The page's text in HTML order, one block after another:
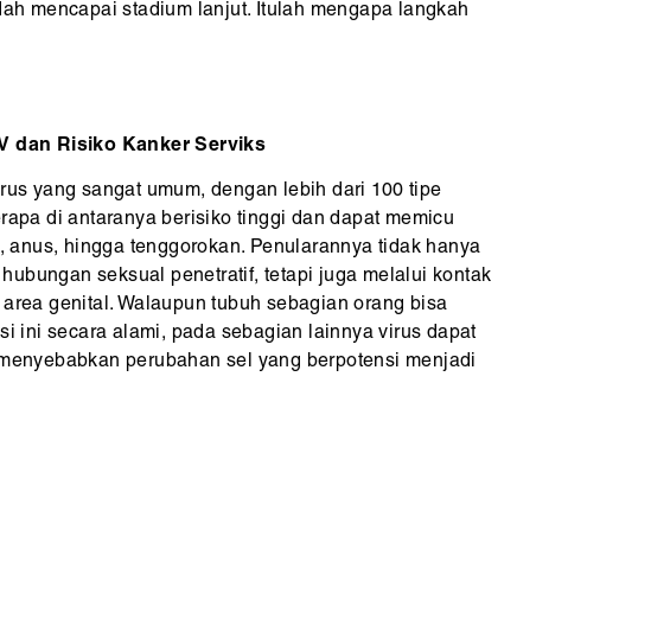
mencapai stadium lanjut. Itulah mengapa langkah
dan Risiko Kanker Serviks
yang sangat umum, dengan lebih dari 100 tipe
di antaranya berisiko tinggi dan dapat memicu
anus, hingga tenggorokan. Penularannya tidak hanya
seksual penetratif, tetapi juga melalui kontak
genital. Walaupun tubuh sebagian orang bisa
ini secara alami, pada sebagian lainnya virus dapat
perubahan sel yang berpotensi menjadi